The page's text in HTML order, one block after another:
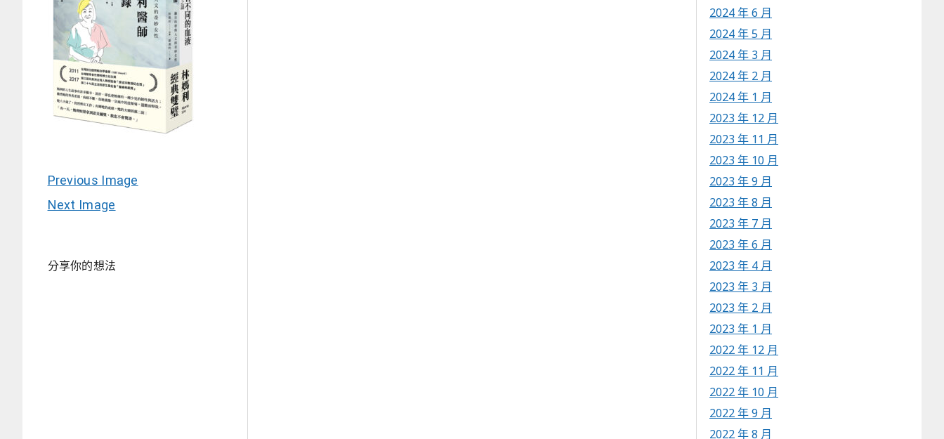
Previous Image
Next Image
分享你的想法
2024 年 6 月
2024 年 5 月
2024 年 3 月
2024 年 2 月
2024 年 1 月
2023 年 12 月
2023 年 11 月
2023 年 10 月
2023 年 9 月
2023 年 8 月
2023 年 7 月
2023 年 6 月
2023 年 4 月
2023 年 3 月
2023 年 2 月
2023 年 1 月
2022 年 12 月
2022 年 11 月
2022 年 10 月
2022 年 9 月
2022 年 8 月